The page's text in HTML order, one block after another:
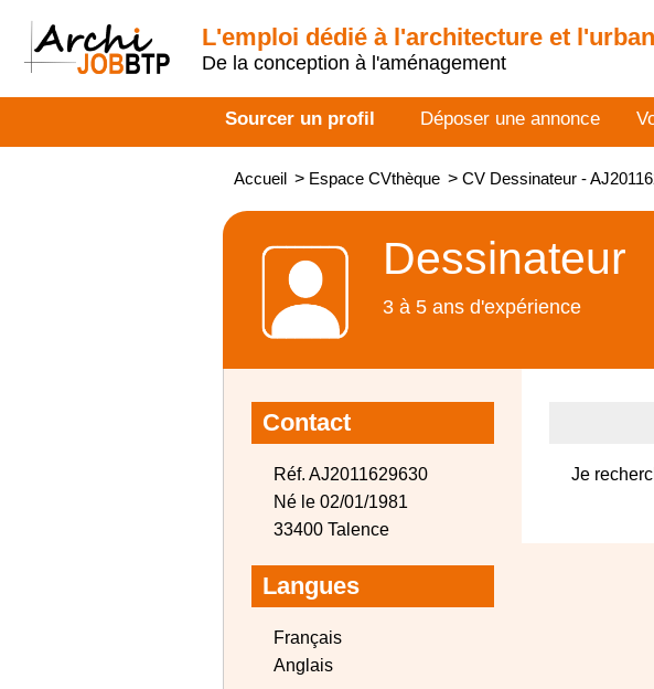
L'emploi dédié à l'architecture et
De la conception à l'aménagement
Sourcer un profil Déposer une annonce
Accueil > Espace CVthèque > CV Dessinateur -
Dessinateur
3 à 5 ans d'expérience
Contact
Réf. AJ2011629630
Né le 02/01/1981
33400 Talence
Langues
Français
Anglais
Je